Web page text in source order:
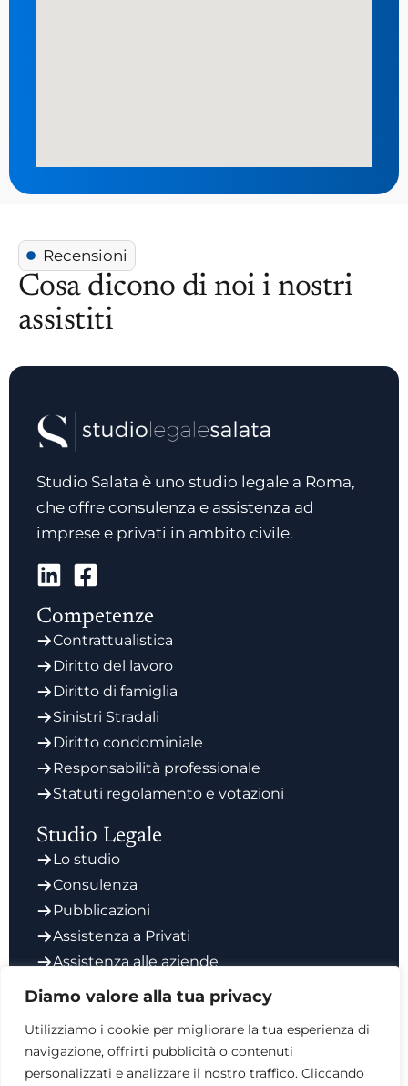
Diamo valore alla tua privacy
Utilizziamo i cookie per migliorare la tua esperienza di
navigazione, offrirti pubblicità o contenuti
personalizzati e analizzare il nostro traffico. Cliccando
Recensioni
Cosa dicono di noi i nostri
assistiti
Studio Salata è uno studio legale a Roma,
che offre consulenza e assistenza ad
imprese e privati in ambito civile.
Competenze
Contrattualistica
Diritto del lavoro
Diritto di famiglia
Sinistri Stradali
Diritto condominiale
Responsabilità professionale
Statuti regolamento e votazioni
Studio Legale
Lo studio
Consulenza
Pubblicazioni
Assistenza a Privati
Assistenza alle aziende
Codice Etico degli Avvocati
Contatti
Via Giorgio Vasari 6, 00196
info@studiosalata.it